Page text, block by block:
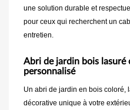
une solution durable et
pour ceux qui recherchent un
entretien.
Abri de jardin bois
personnalisé
Un abri de jardin en bois coloré,
décorative unique à votre